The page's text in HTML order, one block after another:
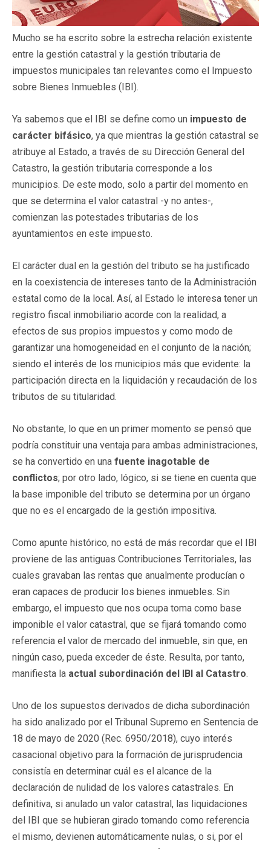
Mucho se ha escrito sobre la estrecha relación existente
entre la gestión catastral y la gestión tributaria de
impuestos municipales tan relevantes como el Impuesto
sobre Bienes Inmuebles (IBI).
Ya sabemos que el IBI se define como un impuesto de
carácter bifásico, ya que mientras la gestión catastral se
atribuye al Estado, a través de su Dirección General del
Catastro, la gestión tributaria corresponde a los
municipios. De este modo, solo a partir del momento en
que se determina el valor catastral -y no antes-,
comienzan las potestades tributarias de los
ayuntamientos en este impuesto.
El carácter dual en la gestión del tributo se ha justificado
en la coexistencia de intereses tanto de la Administración
estatal como de la local. Así, al Estado le interesa tener un
registro fiscal inmobiliario acorde con la realidad, a
efectos de sus propios impuestos y como modo de
garantizar una homogeneidad en el conjunto de la nación;
siendo el interés de los municipios más que evidente: la
participación directa en la liquidación y recaudación de los
tributos de su titularidad.
No obstante, lo que en un primer momento se pensó que
podría constituir una ventaja para ambas administraciones,
se ha convertido en una fuente inagotable de
conflictos; por otro lado, lógico, si se tiene en cuenta que
la base imponible del tributo se determina por un órgano
que no es el encargado de la gestión impositiva.
Como apunte histórico, no está de más recordar que el IBI
proviene de las antiguas Contribuciones Territoriales, las
cuales gravaban las rentas que anualmente producían o
eran capaces de producir los bienes inmuebles. Sin
embargo, el impuesto que nos ocupa toma como base
imponible el valor catastral, que se fijará tomando como
referencia el valor de mercado del inmueble, sin que, en
ningún caso, pueda exceder de éste. Resulta, por tanto,
manifiesta la actual subordinación del IBI al Catastro.
Uno de los supuestos derivados de dicha subordinación
ha sido analizado por el Tribunal Supremo en Sentencia de
18 de mayo de 2020 (Rec. 6950/2018), cuyo interés
casacional objetivo para la formación de jurisprudencia
consistía en determinar cuál es el alcance de la
declaración de nulidad de los valores catastrales. En
definitiva, si anulado un valor catastral, las liquidaciones
del IBI que se hubieran girado tomando como referencia
el mismo, devienen automáticamente nulas, o si, por el